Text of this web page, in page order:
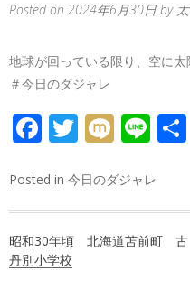
Posted on 2024年6月30日 by
地球が回っている限り、空に太
＃今日のダジャレ
FACEBOOK
TWITTER
MIXI
Posted in 今日のダジャレ
稿
昭和30年頃 北海道苫前町 古
丹別小学校